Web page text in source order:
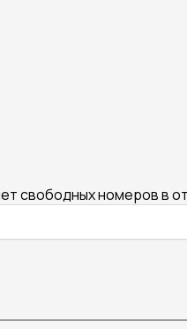
свободных номеров в